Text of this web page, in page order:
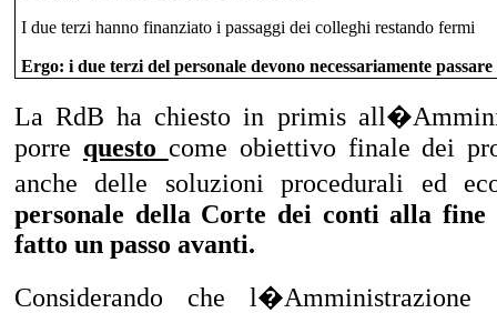
I due terzi hanno finanziato i passaggi dei colleghi restando fermi
Ergo: i due terzi del personale devono necessariamente
La RdB ha chiesto in primis
porre questo come obiettivo finale dei
anche delle soluzioni procedurali ed
personale della Corte dei conti alla fine
fatto un passo avanti.
Considerando che